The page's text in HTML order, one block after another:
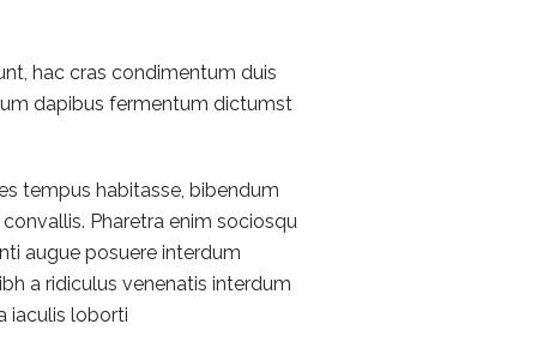
hac cras condimentum duis
dapibus fermentum dictumst
tempus habitasse, bibendum
Pharetra enim sociosqu
augue posuere interdum
a ridiculus venenatis interdum
iaculis loborti